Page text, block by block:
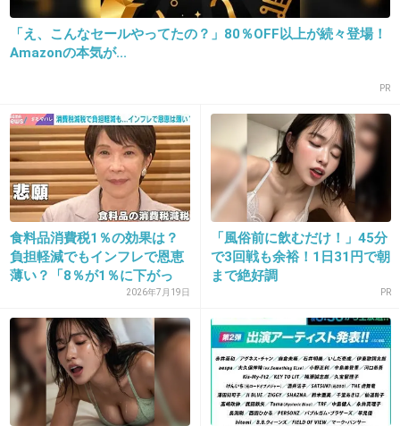
+181 -3
でもこういう態度でマスコミに嫌われたら、今
後の仕事は難しくなるんじゃない。
ざまあｗ
+97
19. 匿名2013/05/10(金) 19:20:29
らしいとしか思えない
出典：blog-imgs-56-origin.fc2.com
「え、こんなセールやってたの？」80％OFF以上が続々登場！
Amazonの本気が...
PR
食料品消費税1％の効果は？
負担軽減でもインフレで恩恵
薄い？「8％が1％に下がっ
2026年7月19日
「風俗前に飲むだけ！」45分
で3回戦も余裕！1日31円で朝
まで絶好調
PR